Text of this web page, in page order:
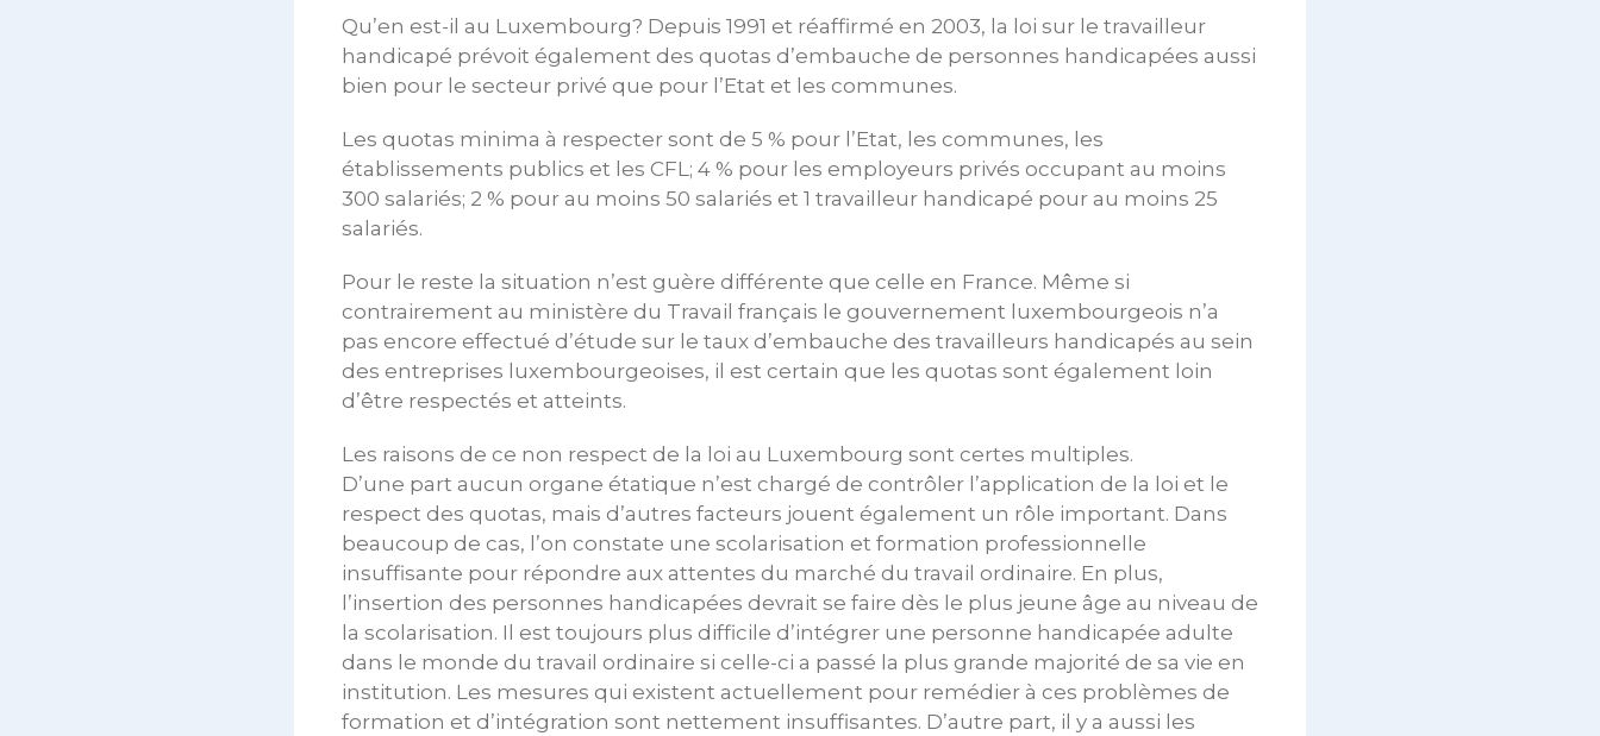
Qu’en est-il au Luxembourg? Depuis 1991 et réaffirmé en 2003, la loi sur le travailleur
handicapé prévoit également des quotas d’embauche de personnes handicapées aussi
bien pour le secteur privé que pour l’Etat et les communes.
Les quotas minima à respecter sont de 5 % pour l’Etat, les communes, les
établissements publics et les CFL; 4 % pour les employeurs privés occupant au moins
300 salariés; 2 % pour au moins 50 salariés et 1 travailleur handicapé pour au moins 25
salariés.
Pour le reste la situation n’est guère différente que celle en France. Même si
contrairement au ministère du Travail français le gouvernement luxembourgeois n’a
pas encore effectué d’étude sur le taux d’embauche des travailleurs handicapés au sein
des entreprises luxembourgeoises, il est certain que les quotas sont également loin
d’être respectés et atteints.
Les raisons de ce non respect de la loi au Luxembourg sont certes multiples.
D’une part aucun organe étatique n’est chargé de contrôler l’application de la loi et le
respect des quotas, mais d’autres facteurs jouent également un rôle important. Dans
beaucoup de cas, l’on constate une scolarisation et formation professionnelle
insuffisante pour répondre aux attentes du marché du travail ordinaire. En plus,
l’insertion des personnes handicapées devrait se faire dès le plus jeune âge au niveau de
la scolarisation. Il est toujours plus difficile d’intégrer une personne handicapée adulte
dans le monde du travail ordinaire si celle-ci a passé la plus grande majorité de sa vie en
institution. Les mesures qui existent actuellement pour remédier à ces problèmes de
formation et d’intégration sont nettement insuffisantes. D’autre part, il y a aussi les